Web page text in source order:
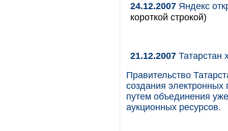
24.12.2007 Яндекс
короткой строкой)
21.12.2007 Татарстан
Правительство
создания
путем объединения
аукционных ресурсов.